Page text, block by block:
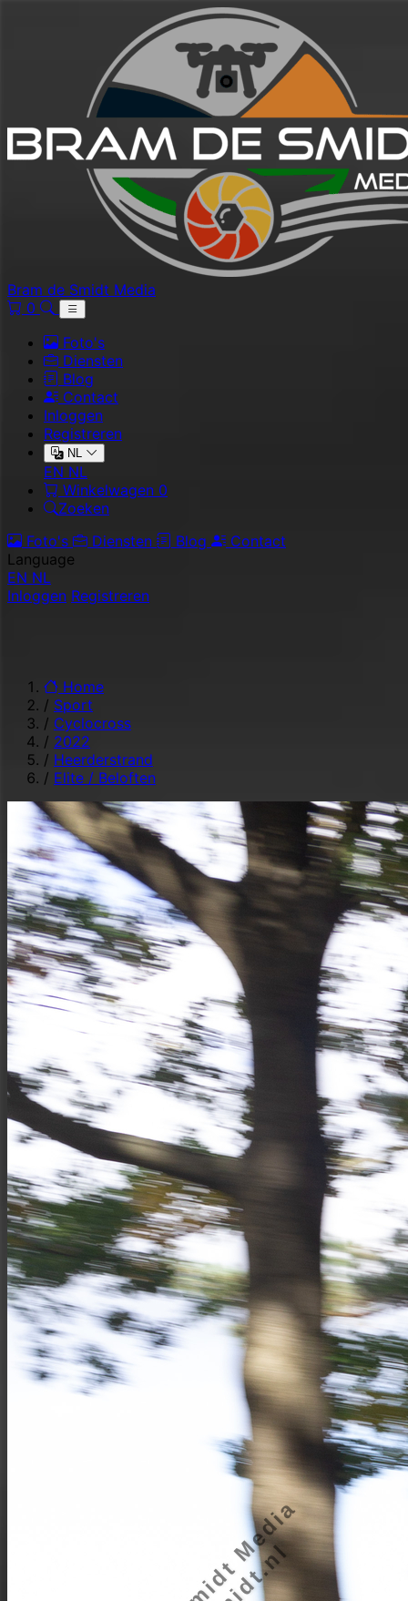
Bram de Smidt Media
0
Foto's
Diensten
Blog
Contact
Inloggen
Registreren
NL
EN NL
Winkelwagen 0
Zoeken
Foto's
Diensten Blog
Contact
Language
EN NL
Inloggen Registreren
Home
/ Sport
/ Cyclocross
/ 2022
/ Heerderstrand
/ Elite / Beloften